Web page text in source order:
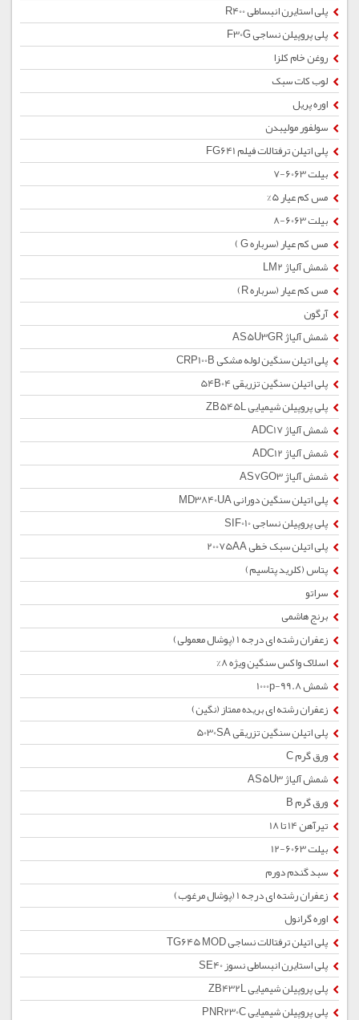
پلی استایرن انبساطی R400
پلی پروپیلن نساجی F30G
روغن خام کلزا
لوب کات سبک
اوره پریل
سولفور مولیبدن
پلی اتیلن ترفتالات فیلم FG641
بیلت 6063-7
مس کم عیار 5%
بیلت 6063-8
مس کم عیار (سرباره G )
شمش آلیاژ LM2
مس کم عیار (سرباره R)
آرگون
شمش آلیاژ AS5U3GR
پلی اتیلن سنگین لوله مشکی CRP100B
پلی اتیلن سنگین تزریقی 54B04
پلی پروپیلن شیمیایی ZB545L
شمش آلیاژ ADC17
شمش آلیاژ ADC12
شمش آلیاژ AS7GO3
پلی اتیلن سنگین دورانی MD3840UA
پلی پروپیلن نساجی SIF010
پلی اتیلن سبک خطی 20075AA
پتاس (کلرید پتاسیم)
سراتو
برنج هاشمی
زعفران رشته ای درجه 1 (پوشال معمولی)
اسلاک واکس سنگین ویژه 8%
شمش 1000p-99.8
زعفران رشته ای بریده ممتاز (نگین)
پلی اتیلن سنگین تزریقی 5030SA
ورق گرم C
شمش آلیاژ AS5U3
ورق گرم B
تیرآهن 14 تا 18
بیلت 6063-12
سبد گندم دورم
زعفران رشته ای درجه 1 (پوشال مرغوب)
اوره گرانول
پلی اتیلن ترفتالات نساجی TG645 MOD
پلی استایرن انبساطی نسوز SE40
پلی پروپیلن شیمیایی ZB432L
پلی پروپیلن شیمیایی PNR230C